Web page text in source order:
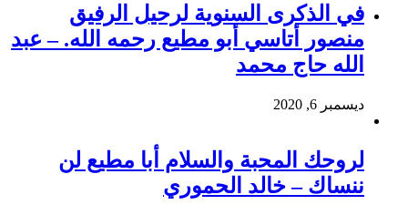
في الذكرى السنوية لرحيل الرفيق
منصور أتاسي أبو مطيع رحمه الله. – عبد
الله حاج محمد
ديسمبر 6, 2020
لروحك المحبة والسلام أبا مطيع لن
ننساك – خالد الحموري